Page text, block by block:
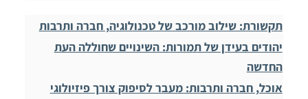
תקשורת: שילוב מורכב של טכנולוגיה, חברה ותרבות
יהודים בעידן של תמורות: השינויים שחוללה העת
החדשה
אוכל, חברה ותרבות: מעבר לסיפוק צורך פיזיולוגי